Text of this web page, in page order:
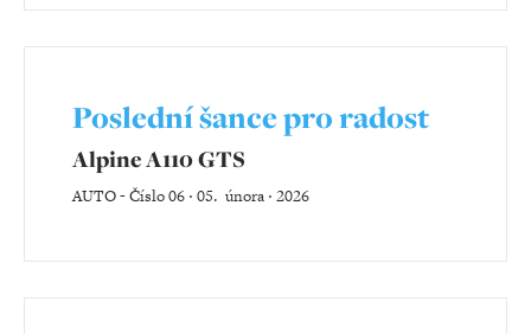
Poslední šance pro radost
Alpine A110 GTS
AUTO-Číslo 06 ‧ 05. února ‧ 2026